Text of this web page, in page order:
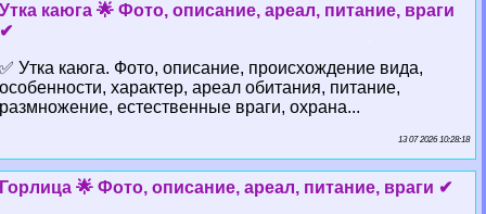
Утка каюга 🌟 Фото, описание, ареал, питание, враги
✔
✅ Утка каюга. Фото, описание, происхождение вида,
особенности, хаpaктер, ареал обитания, питание,
размножение, естественные враги, охрана...
13 07 2026 10:28:18
Горлица 🌟 Фото, описание, ареал, питание, враги ✔